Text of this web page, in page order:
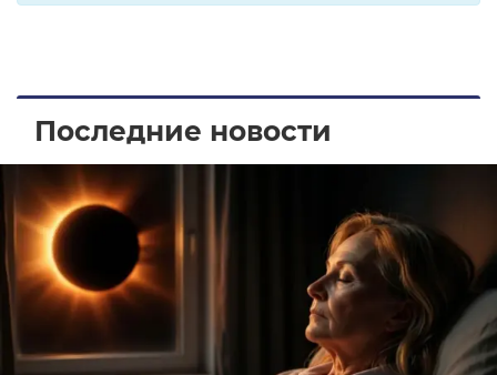
Последние новости